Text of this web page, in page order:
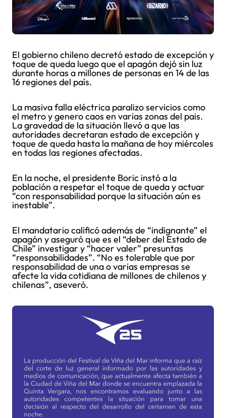
El gobierno chileno decretó estado de excepción y
toque de queda luego que el apagón dejó sin luz
durante horas a millones de personas en 14 de las
16 regiones del país.
La masiva falla eléctrica paralizo servicios como
el metro y genero caos en varias zonas del pais.
La gravedad de la situación llevó a que las
autoridades decretaran estado de excepción y
toque de queda hasta la mañana de hoy miércoles
en todas las regiones afectadas.
En la noche, el presidente Boric instó a la
población a respetar el toque de queda y actuar
“con responsabilidad porque la situación aún es
inestable”.
El mandatario calificó además de “indignante” el
apagón y aseguró que es el “deber del Estado de
Chile” investigar y “hacer valer” presuntas
“responsabilidades”. “No es tolerable que por
responsabilidad de una o varias empresas se
afecte la vida cotidiana de millones de chilenos y
chilenas”, aseveró.